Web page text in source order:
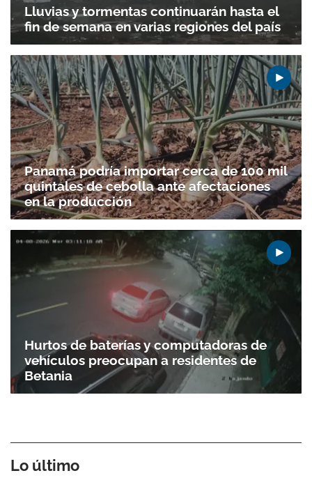
Lluvias y tormentas continuarán hasta el
fin de semana en varias regiones del país
Panamá podría importar cerca de 100 mil
quintales de cebolla ante afectaciones
en la producción
Hurtos de baterías y computadoras de
vehículos preocupan a residentes de
Betania
Lo último